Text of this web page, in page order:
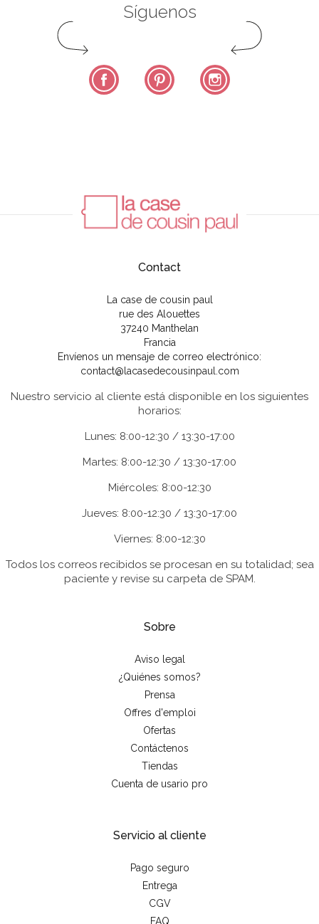
Síguenos
Facebook Pinterest
Contact
La case de cousin paul
rue des Alouettes
37240 Manthelan
Francia
Envíenos un mensaje de correo electrónico:
contact@lacasedecousinpaul.com
Nuestro servicio al cliente está disponible en los siguientes
horarios:
Lunes: 8:00-12:30 / 13:30-17:00
Martes: 8:00-12:30 / 13:30-17:00
Miércoles: 8:00-12:30
Jueves: 8:00-12:30 / 13:30-17:00
Viernes: 8:00-12:30
Todos los correos recibidos se procesan en su totalidad; sea
paciente y revise su carpeta de SPAM.
Sobre
Aviso legal
¿Quiénes somos?
Prensa
Offres d'emploi
Ofertas
Contáctenos
Tiendas
Cuenta de usario pro
Servicio al cliente
Pago seguro
Entrega
CGV
FAQ